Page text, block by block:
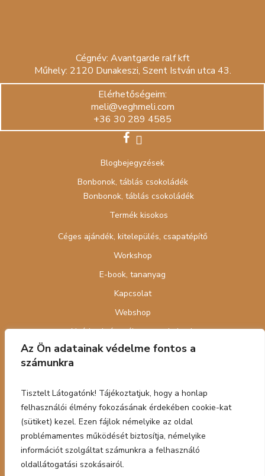
Az Ön adatainak védelme fontos a
számunkra
Tisztelt Látogatónk! Tájékoztatjuk, hogy a honlap
felhasználói élmény fokozásának érdekében cookie-kat
(sütiket) kezel. Ezen fájlok némelyike az oldal
problémamentes működését biztosítja, némelyike
információt szolgáltat számunkra a felhasználó
oldallátogatási szokásairól.
Cégnév: Avantgarde ralf kft
Műhely: 2120 Dunakeszi, Szent István utca 43.
Elérhetőségeim:
meli@veghmeli.com
+36 30 289 4585
facebookinstagram
Blogbejegyzések
Bonbonok, táblás csokoládék
Bonbonok, táblás csokoládék
Termék kisokos
Céges ajándék, kitelepülés, csapatépítő
Workshop
E-book, tananyag
Kapcsolat
Webshop
Nyári cukrász tábor gyerekeknek
Adatkezelési tájákoztató|Általános szerződési
feltételek
2023 © Végh Meli Cukrászműhely | Designed by
DOPA